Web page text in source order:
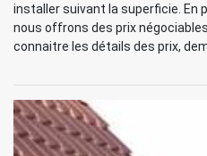
installer suivant la superficie. En
nous offrons des prix
connaitre les détails des prix,